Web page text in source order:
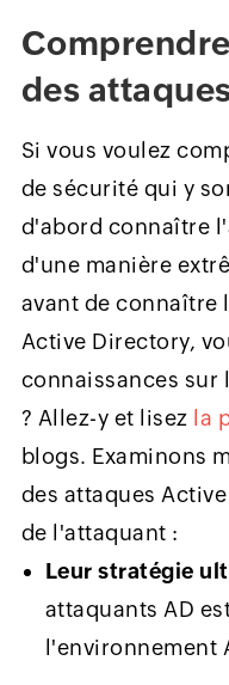
des
Si vous voulez
de sécurité qui y
d'abord connaître
d'une manière
avant de connaître
Active Directory,
connaissances sur
? Allez-y et lisez la
blogs. Examinons
des attaques
de l'attaquant :
Leur stratégie
attaquants AD
l'environnement